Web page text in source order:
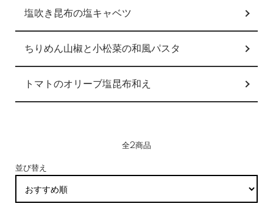
塩吹き昆布の塩キャベツ
ちりめん山椒と小松菜の和風パスタ
トマトのオリーブ塩昆布和え
全2商品
並び替え